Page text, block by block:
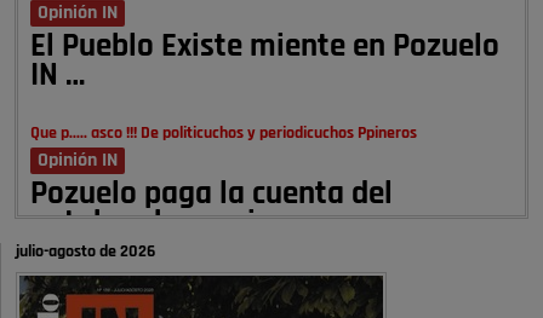
Opinión IN
El Pueblo Existe miente en Pozuelo
IN …
Que p..... asco !!! De politicuchos y periodicuchos Ppineros
Opinión IN
Pozuelo paga la cuenta del
autobombo: casi …
Señora Alcaldesa Ud no ha vivido nunca en Pozuelo , pero yo si desde
hace más de 60 años , …
julio-agosto de 2026